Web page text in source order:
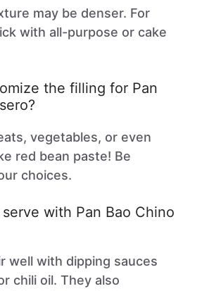
may be denser. For
with all-purpose or cake
the filling for Pan
vegetables, or even
red bean paste! Be
choices.
with Pan Bao Chino
well with dipping sauces
chili oil. They also